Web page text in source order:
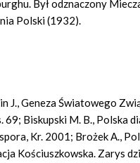
Był odznaczony
Polski (1932).
J., Geneza Światowego
Biskupski M. B., Polska
Kr. 2001; Brożek A.,
Kościuszkowska. Zarys